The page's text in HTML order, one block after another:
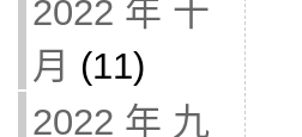
2022 年 十
月 (11)
2022 年 九